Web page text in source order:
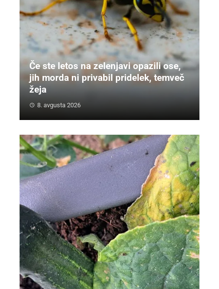
Če ste letos na zelenjavi opazili ose,
jih morda ni privabil pridelek, temveč
žeja
8. avgusta 2026